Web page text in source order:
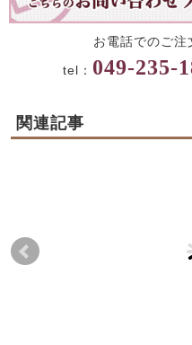
お電話でのご注
tel： 049-235-
関連記事